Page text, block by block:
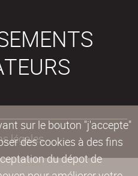
sur le bouton "j'accepte"
des cookies à des fins
du dépot de
légales